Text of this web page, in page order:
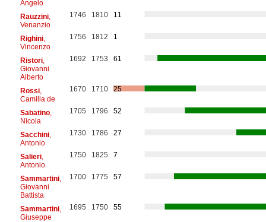
Angelo
Rauzzini,
Venanzio
1746 1810 11
Righini,
Vincenzo
1756 1812 1
Ristori,
Giovanni
Alberto
1692 1753 61
Rossi,
Camilla de
1670 1710 25
Sabatino,
Nicola
1705 1796 52
Sacchini,
Antonio
1730 1786 27
Salieri,
Antonio
1750 1825 7
Sammartini,
Giovanni
Battista
1700 1775 57
Sammartini,
Giuseppe
1695 1750 55